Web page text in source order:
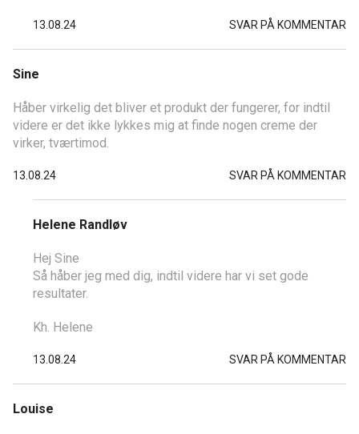
13.08.24 SVAR PÅ KOMMENTAR
Sine
Håber virkelig det bliver et produkt der fungerer, for indtil
videre er det ikke lykkes mig at finde nogen creme der
virker, tværtimod.
13.08.24 SVAR PÅ KOMMENTAR
Helene Randløv
Hej Sine
Så håber jeg med dig, indtil videre har vi set gode
resultater.
Kh. Helene
13.08.24 SVAR PÅ KOMMENTAR
Louise